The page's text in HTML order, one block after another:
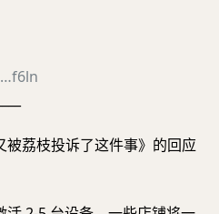
被荔枝投诉了这件事》的回应